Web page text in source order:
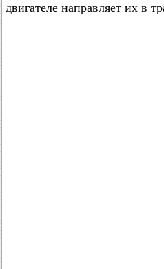
двигателе направляет их в